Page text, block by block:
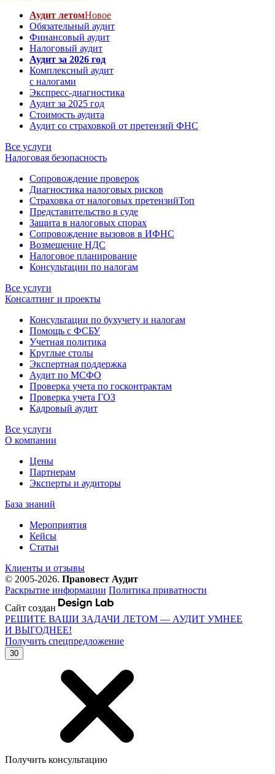
Аудит летомНовое
Обязательный аудит
Финансовый аудит
Налоговый аудит
Аудит за 2026 год
Комплексный аудит
с налогами
Экспресс-диагностика
Аудит за 2025 год
Стоимость аудита
Аудит со страховкой от претензий ФНС
Все услуги
Налоговая безопасность
Сопровождение проверок
Диагностика налоговых рисков
Страховка от налоговых претензийТоп
Представительство в суде
Защита в налоговых спорах
Сопровождение вызовов в ИФНС
Возмещение НДС
Налоговое планирование
Консультации по налогам
Все услуги
Консалтинг и проекты
Консультации по бухучету и налогам
Помощь с ФСБУ
Учетная политика
Круглые столы
Экспертная поддержка
Аудит по МСФО
Проверка учета по госконтрактам
Проверка учета ГОЗ
Кадровый аудит
Все услуги
О компании
Цены
Партнерам
Эксперты и аудиторы
База знаний
Мероприятия
Кейсы
Статьи
Клиенты и отзывы
© 2005-2026. Правовест Аудит
Раскрытие информации Политика приватности
Сайт создан
РЕШИТЕ ВАШИ ЗАДАЧИ ЛЕТОМ — АУДИТ УМНЕЕ
И ВЫГОДНЕЕ!
Получить спецпредложение
30
Получить консультацию